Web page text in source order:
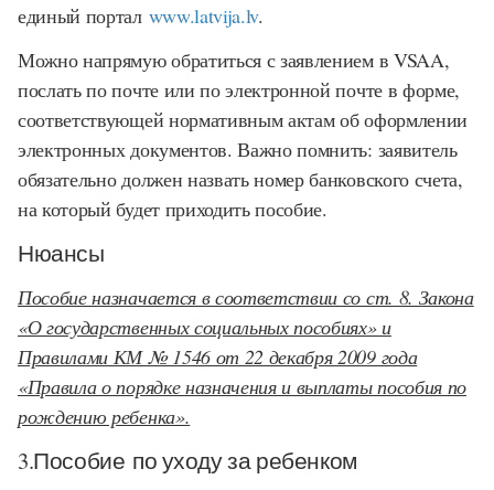
единый портал www.latvija.lv.
Можно напрямую обратиться с заявлением в VSAA,
послать по почте или по электронной почте в форме,
соответствующей нормативным актам об оформлении
электронных документов. Важно помнить: заявитель
обязательно должен назвать номер банковского счета,
на который будет приходить пособие.
Нюансы
Пособие назначается в соответствии со ст. 8. Закона
«О государственных социальных пособиях» и
Правилами КМ № 1546 от 22 декабря 2009 года
«Правила о порядке назначения и выплаты пособия по
рождению ребенка».
3.Пособие по уходу за ребенком